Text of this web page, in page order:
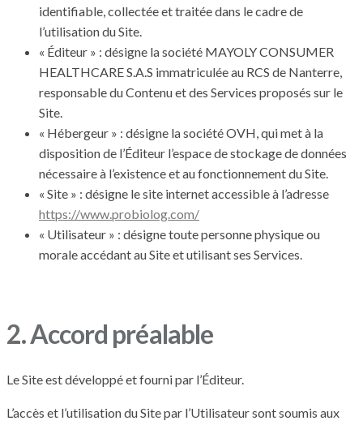
identifiable, collectée et traitée dans le cadre de
l’utilisation du Site.
« Éditeur » : désigne la société MAYOLY CONSUMER
HEALTHCARE S.A.S immatriculée au RCS de Nanterre,
responsable du Contenu et des Services proposés sur le
Site.
« Hébergeur » : désigne la société OVH, qui met à la
disposition de l’Éditeur l’espace de stockage de données
nécessaire à l’existence et au fonctionnement du Site.
« Site » : désigne le site internet accessible à l’adresse
https://www.probiolog.com/
« Utilisateur » : désigne toute personne physique ou
morale accédant au Site et utilisant ses Services.
2. Accord préalable
Le Site est développé et fourni par l’Éditeur.
L’accès et l’utilisation du Site par l’Utilisateur sont soumis aux